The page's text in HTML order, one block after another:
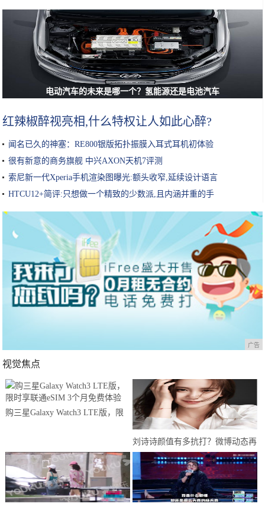
电动汽车的未来是哪一个？氢能源还是电池汽车
红辣椒醉视亮相,什么特权让人如此心醉?
闻名已久的神塞：RE800银版拓扑振膜入耳式耳机初体验
很有新意的商务旗舰 中兴AXON天机7评测
索尼新一代Xperia手机渲染图曝光:额头收窄,延续设计语言
HTCU12+简评:只想做一个精致的少数派,且内涵并重的手
广告
视觉焦点
购三星Galaxy Watch3 LTE版，限
刘诗诗颜值有多抗打？微博动态再
次刷新认知，网友：婚后生活和谐